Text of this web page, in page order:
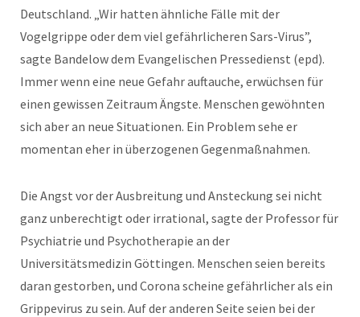
Deutschland. „Wir hatten ähnliche Fälle mit der
Vogelgrippe oder dem viel gefährlicheren Sars-Virus”,
sagte Bandelow dem Evangelischen Pressedienst (epd).
Immer wenn eine neue Gefahr auftauche, erwüchsen für
einen gewissen Zeitraum Ängste. Menschen gewöhnten
sich aber an neue Situationen. Ein Problem sehe er
momentan eher in überzogenen Gegenmaßnahmen.
Die Angst vor der Ausbreitung und Ansteckung sei nicht
ganz unberechtigt oder irrational, sagte der Professor für
Psychiatrie und Psychotherapie an der
Universitätsmedizin Göttingen. Menschen seien bereits
daran gestorben, und Corona scheine gefährlicher als ein
Grippevirus zu sein. Auf der anderen Seite seien bei der